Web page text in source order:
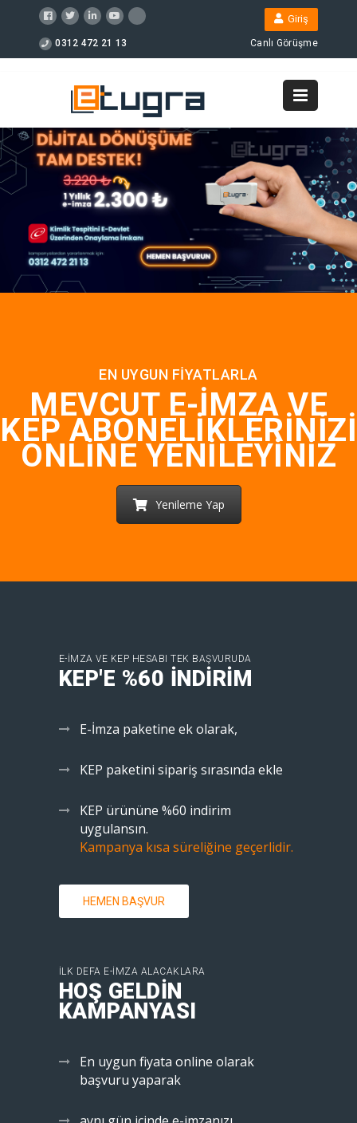
Giriş
0312 472 21 13 Canlı Görüşme
EN UYGUN FIYATLARLA
MEVCUT E-İMZA VE
KEP ABONELIKLERINIZI
ONLINE YENILEYINIZ
Yenileme Yap
E-İMZA VE KEP HESABI TEK BAŞVURUDA
KEP'E %60 İNDİRİM
E-İmza paketine ek olarak,
KEP paketini sipariş sırasında ekle
KEP ürününe %60 indirim
uygulansın.
Kampanya kısa süreliğine geçerlidir.
HEMEN BAŞVUR
İLK DEFA E-İMZA ALACAKLARA
HOŞ GELDIN
KAMPANYASI
En uygun fiyata online olarak
başvuru yaparak